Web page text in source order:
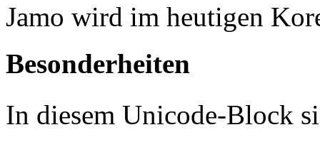
Jamo wird im heutigen
Besonderheiten
In diesem Unicode-Block